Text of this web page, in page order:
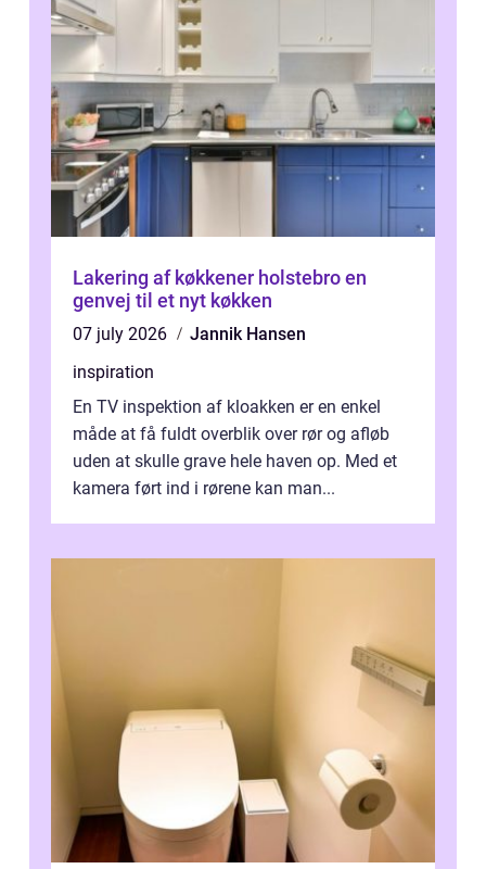
Lakering af køkkener holstebro en
genvej til et nyt køkken
07 july 2026
Jannik Hansen
inspiration
En TV inspektion af kloakken er en enkel
måde at få fuldt overblik over rør og afløb
uden at skulle grave hele haven op. Med et
kamera ført ind i rørene kan man...